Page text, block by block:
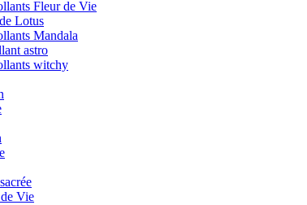
Fleur de Vie
Lotus
Mandala
astro
witchy
Vie